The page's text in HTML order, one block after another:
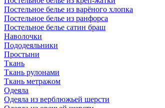
Постельное белье из варёного хлопка
Постельное белье из ранфорса
Постельное белье сатин браш
Наволочки
Пододеяльники
Простыни
Ткань
Ткань рулонами
Ткань метражом
Одеяла
Одеяла из верблюжьей шерсти